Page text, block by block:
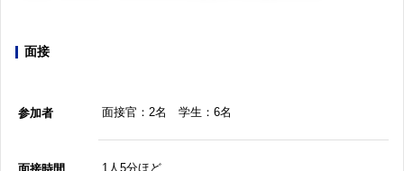
面接
参加者 面接官：2名 学生：6名
面接時間 1人5分ほど